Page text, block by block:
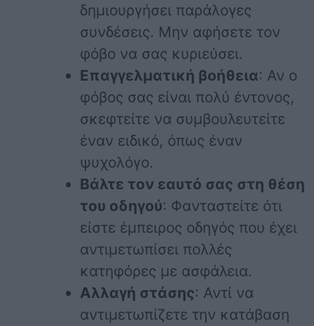
δημιουργήσει παράλογες
συνδέσεις. Μην αφήσετε τον
φόβο να σας κυριεύσει.
Επαγγελματική βοήθεια: Αν ο
φόβος σας είναι πολύ έντονος,
σκεφτείτε να συμβουλευτείτε
έναν ειδικό, όπως έναν
ψυχολόγο.
Βάλτε τον εαυτό σας στη θέση
του οδηγού: Φανταστείτε ότι
είστε έμπειρος οδηγός που έχει
αντιμετωπίσει πολλές
κατηφόρες με ασφάλεια.
Αλλαγή στάσης: Αντί να
αντιμετωπίζετε την κατάβαση